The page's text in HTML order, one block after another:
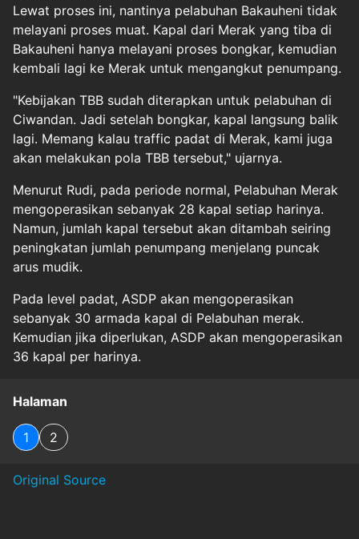
Lewat proses ini, nantinya pelabuhan Bakauheni tidak
melayani proses muat. Kapal dari Merak yang tiba di
Bakauheni hanya melayani proses bongkar, kemudian
kembali lagi ke Merak untuk mengangkut penumpang.
"Kebijakan TBB sudah diterapkan untuk pelabuhan di
Ciwandan. Jadi setelah bongkar, kapal langsung balik
lagi. Memang kalau traffic padat di Merak, kami juga
akan melakukan pola TBB tersebut," ujarnya.
Menurut Rudi, pada periode normal, Pelabuhan Merak
mengoperasikan sebanyak 28 kapal setiap harinya.
Namun, jumlah kapal tersebut akan ditambah seiring
peningkatan jumlah penumpang menjelang puncak
arus mudik.
Pada level padat, ASDP akan mengoperasikan
sebanyak 30 armada kapal di Pelabuhan merak.
Kemudian jika diperlukan, ASDP akan mengoperasikan
36 kapal per harinya.
Halaman
1 2
Original Source